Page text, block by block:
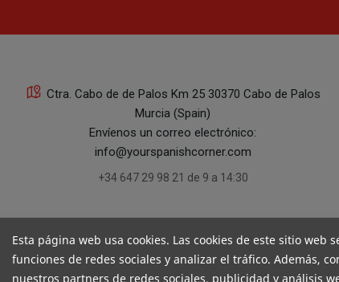
Ctra. Cabo de de Palos Km 25 30370 Cabo de Palos
Murcia (Spain)
Envíenos un correo electrónico:
info@yourspanishcorner.com
+34 647 29 98 21 de 9 a 14:30
Esta página web usa cookies. Las cookies de este sitio
funciones de redes sociales y analizar el tráfico. Además,
nuestros partners de redes sociales, publicidad y análisis